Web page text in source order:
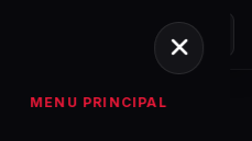
MENU PRINCIPAL